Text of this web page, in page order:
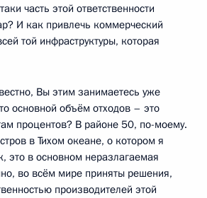
часть этой ответственности
И как привлечь коммерческий
той инфраструктуры, которая
Вы этим занимаетесь уже
основной объём отходов – это
процентов? В районе 50, по-моему.
в Тихом океане, о котором я
это в основном неразлагаемая
во всём мире приняты решения,
производителей этой